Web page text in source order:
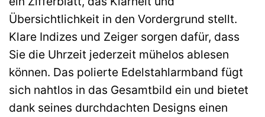
Übersichtlichkeit in den Vordergrund stellt.
Klare Indizes und Zeiger sorgen dafür, dass
Sie die Uhrzeit jederzeit mühelos ablesen
können. Das polierte Edelstahlarmband fügt
sich nahtlos in das Gesamtbild ein und bietet
dank seines durchdachten Designs einen